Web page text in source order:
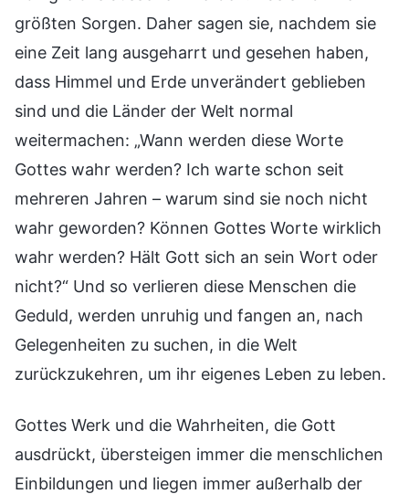
größten Sorgen. Daher sagen sie, nachdem sie
eine Zeit lang ausgeharrt und gesehen haben,
dass Himmel und Erde unverändert geblieben
sind und die Länder der Welt normal
weitermachen: „Wann werden diese Worte
Gottes wahr werden? Ich warte schon seit
mehreren Jahren – warum sind sie noch nicht
wahr geworden? Können Gottes Worte wirklich
wahr werden? Hält Gott sich an sein Wort oder
nicht?“ Und so verlieren diese Menschen die
Geduld, werden unruhig und fangen an, nach
Gelegenheiten zu suchen, in die Welt
zurückzukehren, um ihr eigenes Leben zu leben.
Gottes Werk und die Wahrheiten, die Gott
ausdrückt, übersteigen immer die menschlichen
Einbildungen und liegen immer außerhalb der